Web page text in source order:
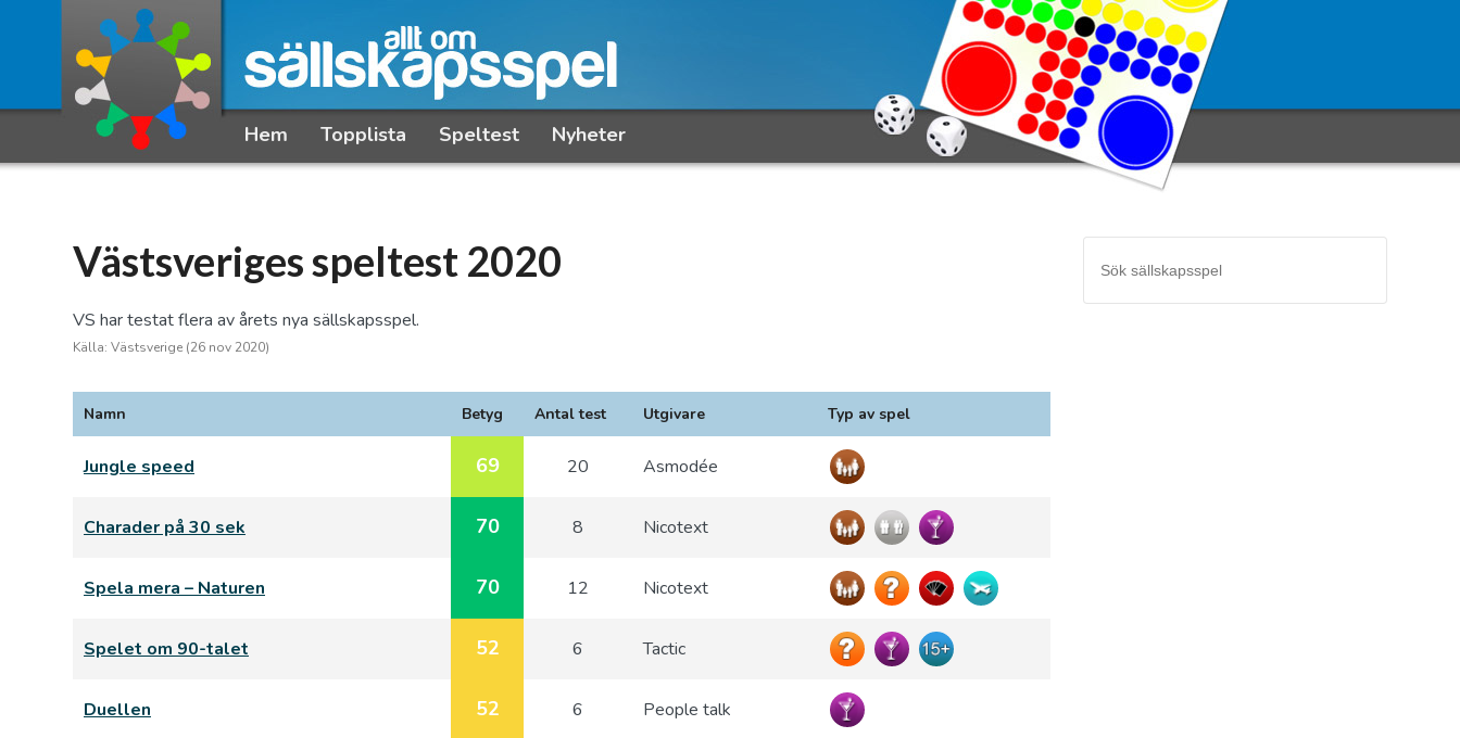
Hem Topplista Speltest Nyheter
Västsveriges speltest 2020
VS har testat flera av årets nya sällskapsspel.
Källa: Västsverige (26 nov 2020)
Namn Betyg Antal test Utgivare Typ av spel
Jungle speed 69 20 Asmodée
Charader på 30 sek 70 8 Nicotext
Spela mera – Naturen 70 12 Nicotext
Spelet om 90-talet 52 6 Tactic
Duellen 52 6 People talk